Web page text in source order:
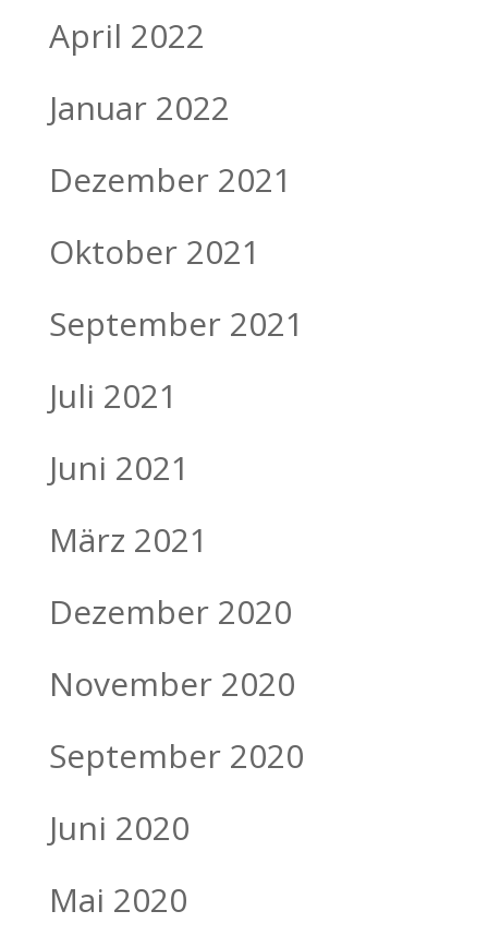
April 2022
Januar 2022
Dezember 2021
Oktober 2021
September 2021
Juli 2021
Juni 2021
März 2021
Dezember 2020
November 2020
September 2020
Juni 2020
Mai 2020